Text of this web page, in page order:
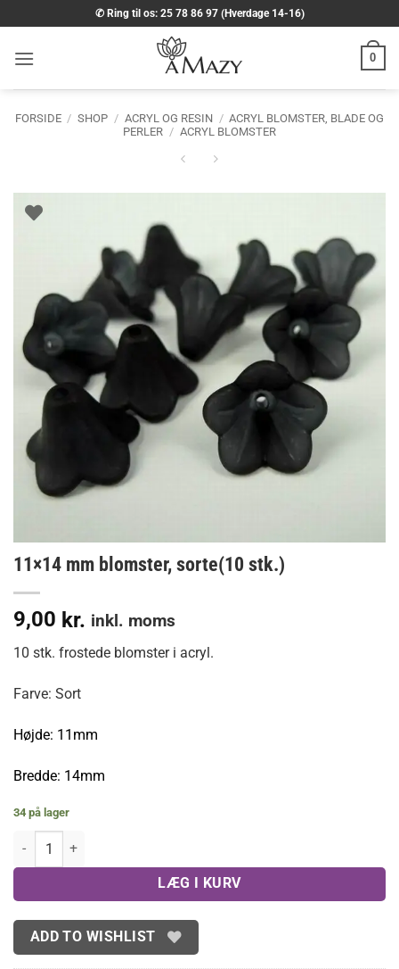
til
indhold
✆ Ring til os: 25 78 86 97 (Hverdage 14-16)
0
FORSIDE / SHOP / ACRYL OG RESIN / ACRYL BLOMSTER, BLADE OG
PERLER / ACRYL BLOMSTER
11×14 mm blomster, sorte(10 stk.)
9,00 kr. inkl. moms
10 stk. frostede blomster i acryl.
Farve: Sort
Højde: 11mm
Bredde: 14mm
34 på lager
11x14 mm blomster, sorte(10 stk.) antal
LÆG I KURV
ADD TO WISHLIST